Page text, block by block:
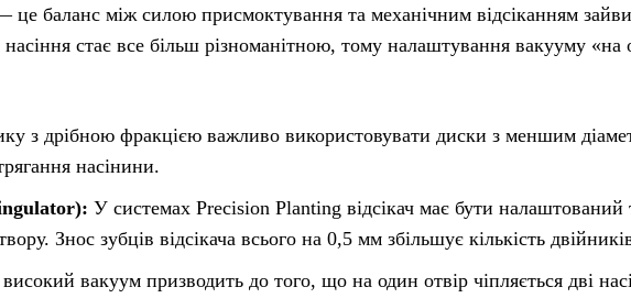
це баланс між силою присмоктування та механічним відсіканням
стає все більш різноманітною, тому налаштування вакууму «на
з дрібною фракцією важливо використовувати диски з меншим
насінини.
У системах Precision Planting відсікач має бути
Знос зубців відсікача всього на 0,5 мм збільшує кількість
вакуум призводить до того, що на один отвір чіпляється дві